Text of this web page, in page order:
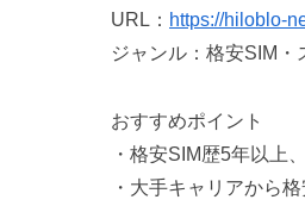
URL： https://hiloblo-
ジャンル：格安SIM
おすすめポイント
・格安SIM歴5年以上
・大手キャリアから